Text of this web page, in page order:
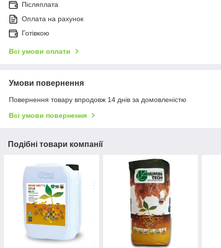
Післяплата
Оплата на рахунок
Готівкою
Всі умови оплати
Умови повернення
Повернення товару впродовж 14 днів за домовленістю
Всі умови повернення
Подібні товари компанії